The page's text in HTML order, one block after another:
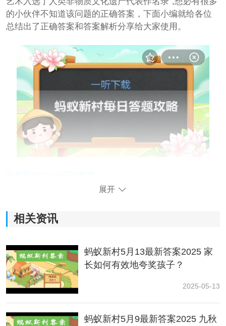
的小伙伴不知道该问题的正确答案，下面小编就给各位
总结出了正确答案和答案解析分享给大家使用。
问题：以下哪种民间表演艺术入选了人类非物质文化遗
答案：朝鲜族农乐舞
展开
相关资讯
蚂蚁新村5月13最新答案2025 家
长如何有效地夸奖孩子？
2025-05-13
蚂蚁新村5月9最新答案2025 九秋